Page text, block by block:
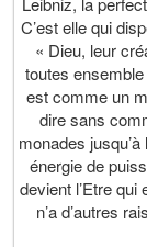
C’est elle qui
« Dieu, leur
toutes
est comme un
dire sans
monades
énergie de
devient l’Etre
n’a d’autres